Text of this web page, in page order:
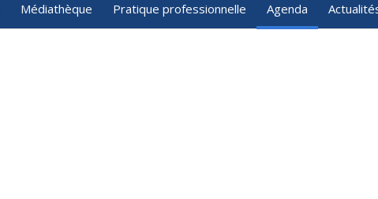
Médiathèque Pratique professionnelle Agenda